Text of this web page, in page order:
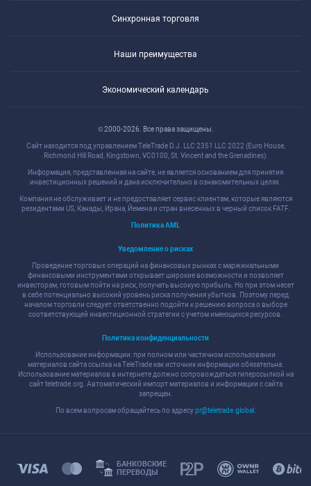
Синхронная торговля
Наши преимущества
Экономический календарь
© 2000-2026. Все права защищены.
Сайт находится под управлением TeleTrade D.J. LLC 2351 LLC 2022 (Euro House,
Richmond Hill Road, Kingstown, VC0100, St. Vincent and the Grenadines).
Информация, представленная на сайте, не является основанием для принятия
инвестиционных решений и дана исключительно в ознакомительных целях.
Компания не обслуживает и не предоставляет сервис клиентам, которые являются
резидентами US, Канады, Ирана, Йемена и стран внесенных в черный список FATF.
Политика AML
Уведомление о рисках
Проведение торговых операций на финансовых рынках с маржинальными
финансовыми инструментами открывает широкие возможности и позволяет
инвесторам, готовым пойти на риск, получать высокую прибыль. Но при этом несет
в себе потенциально высокий уровень риска получения убытков. Поэтому перед
началом торговли следует ответственно подойти к решению вопроса о выборе
соответствующей инвестиционной стратегии с учетом имеющихся ресурсов.
Политика конфиденциальности
Использование информации: при полном или частичном использовании
материалов сайта ссылка на TeleTrade как источник информации обязательна.
Использование материалов в интернете должно сопровождаться гиперссылкой на
сайт teletrade.org. Автоматический импорт материалов и информации с сайта
запрещен.
По всем вопросам обращайтесь по адресуpr@teletrade.global
БАНКОВСКИЕ
ПЕРЕВОДЫ